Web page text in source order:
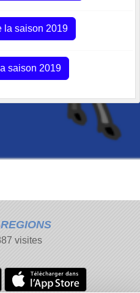
la saison 2019
saison 2019
REGIONS
visites